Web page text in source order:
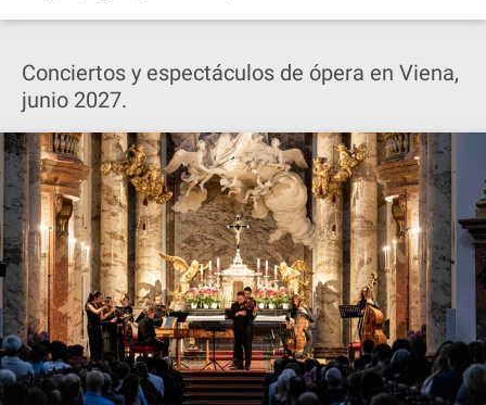
Conciertos y espectáculos de ópera en Viena,
junio 2027.